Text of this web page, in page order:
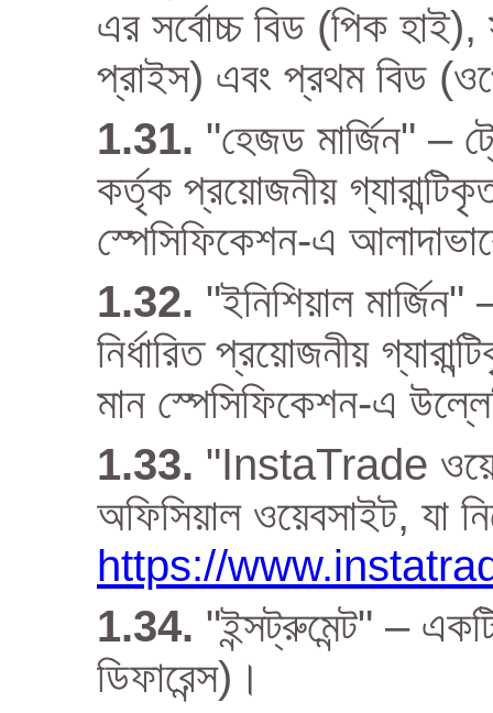
এর সর্বোচ্চ বিড (পিক
প্রাইস) এবং প্রথম বিড
"হেজড মার্জিন" –
কর্তৃক প্রয়োজনীয়
স্পেসিফিকেশন-এ
"ইনিশিয়াল
নির্ধারিত প্রয়োজনীয়
মান স্পেসিফিকেশন-এ
"InstaTrade
অফিসিয়াল ওয়েবসাইট, যা
https://
"ইন্সট্রুমেন্ট" –
ডিফারেন্স)।